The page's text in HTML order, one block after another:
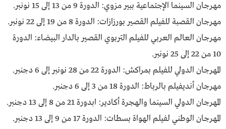
مهرجان السينما الإجتماعية ببير مزوي: الدورة 9 من 13 إلى 15 نونبر.
مهرجان القصبة للفيلم القصير بورزازات: الدورة 8 من 19 إلى 22 نونبر.
مهرجان العالم العربي للفيلم التربوي القصير بالدار البيضاء: الدورة
10 من 22 إلى 25 نونبر.
المهرجان الدولي للفيلم بمراكش: الدورة 22 من 28 نونبر إلى 6 دجنبر.
مهرجان أنديفيلم بالرباط: الدورة 18 من 3 إلى 6 دجنبر.
المهرجان الدولي السينما والهجرة أكادير: ابدورة 21 من 8 إلى 13 دجنبر.
المهرجان الوطني لفيلم الهواة بسطات: الدورة 17 من 9 إلى 13 دجنبر.